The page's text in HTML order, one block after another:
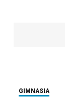
GIMNASIA